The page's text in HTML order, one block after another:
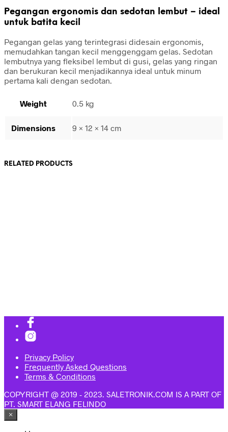
Pegangan ergonomis dan sedotan lembut – ideal
untuk batita kecil
Pegangan gelas yang terintegrasi didesain ergonomis,
memudahkan tangan kecil menggenggam gelas. Sedotan
lembutnya yang fleksibel lembut di gusi, gelas yang ringan
dan berukuran kecil menjadikannya ideal untuk minum
pertama kali dengan sedotan.
Weight 0.5 kg
Dimensions 9 × 12 × 14 cm
RELATED PRODUCTS
Privacy Policy
Frequently Asked Questions
Terms & Conditions
COPYRIGHT @ 2019 - 2023. SALETRONIK.COM IS A PART OF
PT. SMART ELANG FELINDO
×